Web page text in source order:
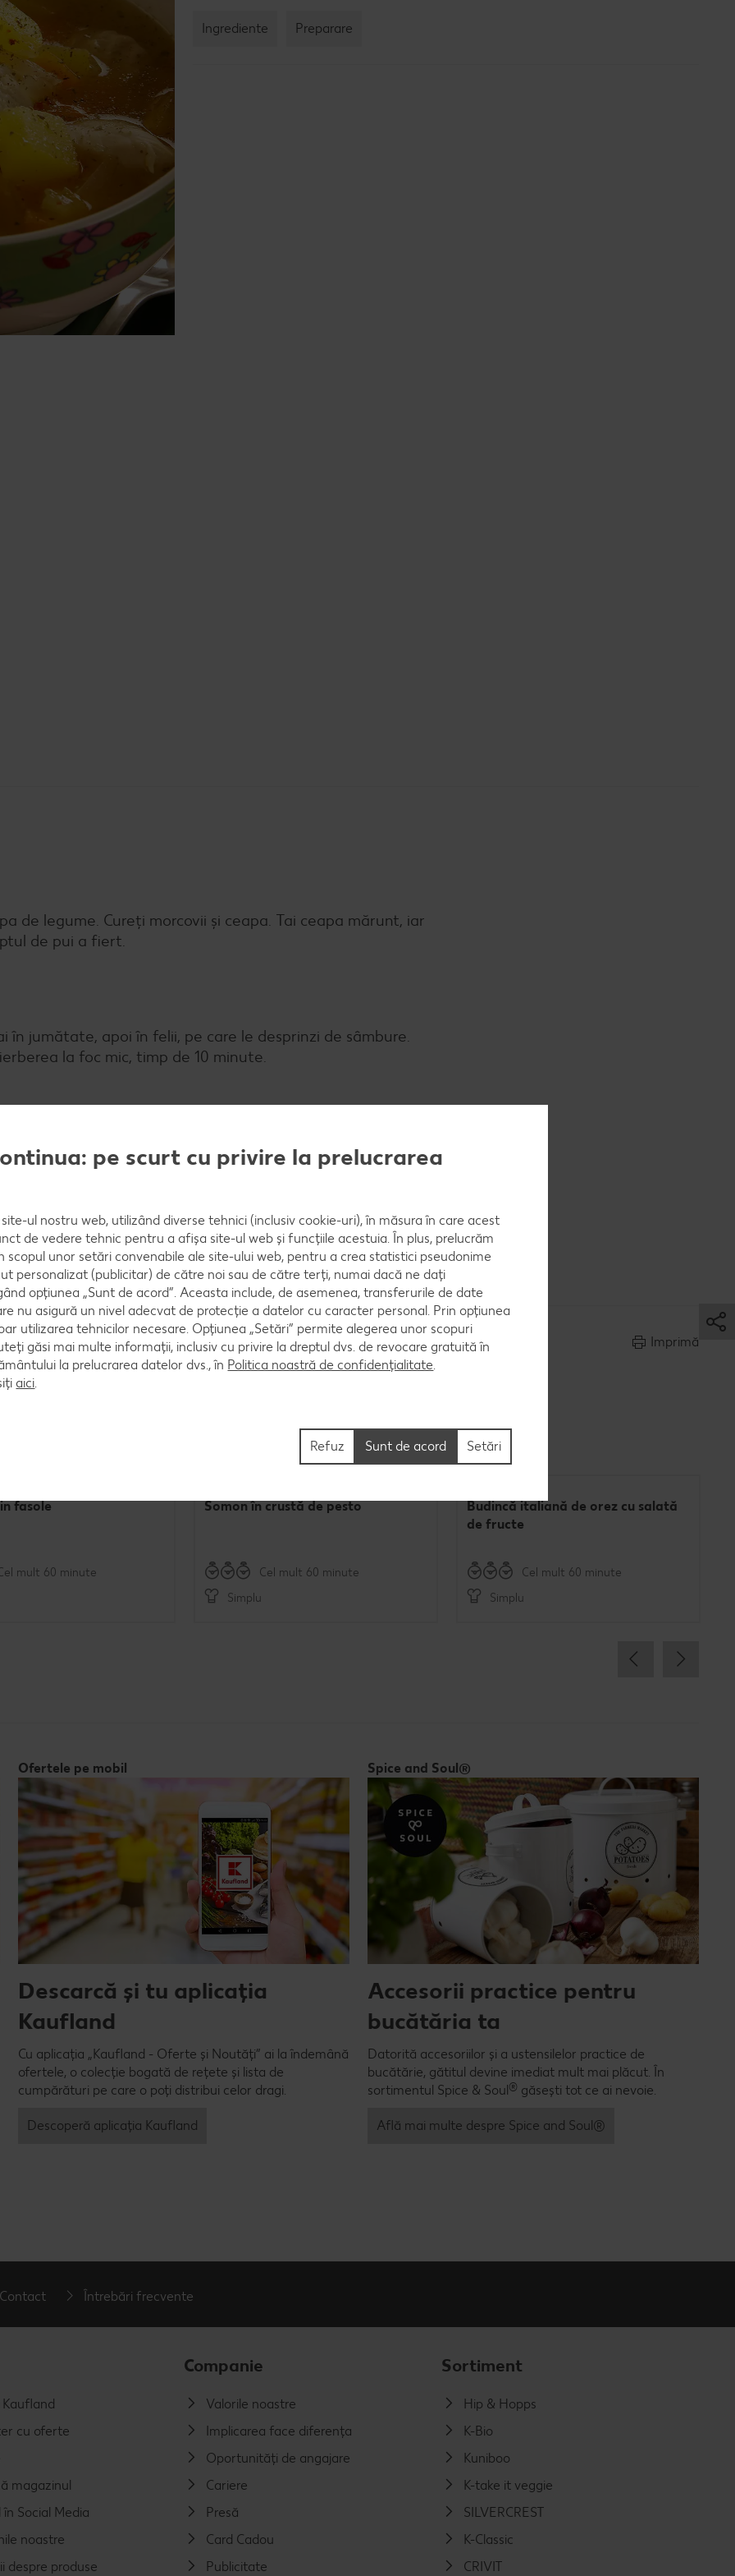
Ingrediente Preparare
de legume. Cureți morcovii și ceapa. Tai ceapa mărunt, iar
de pui a fiert.
jumătate, apoi în felii, pe care le desprinzi de sâmbure.
la foc mic, timp de 10 minute.
la masă caldă, presărată cu pătrunjel.
1 lingură condiment din legume uscate, fie cu 2 morcovi, ¼
Imprimă
fasole
mult 60 minute
Somon în crustă de pesto
Cel mult 60 minute
Simplu
Budincă italiană de orez cu salată
de fructe
Cel mult 60 minute
Simplu
Ofertele pe mobil
Descarcă și tu aplicația
Kaufland
Cu aplicația „Kaufland - Oferte și Noutăți” ai la îndemână
ofertele, o colecție bogată de rețete și lista de
cumpărături pe care o poți distribui celor dragi.
Descoperă aplicația Kaufland
Spice and Soul®
Accesorii practice pentru
bucătăria ta
Datorită accesoriilor și a ustensilelor practice de
bucătărie, gătitul devine imediat mult mai plăcut. În
sortimentul Spice & Soul ® găsești tot ce ai nevoie.
Află mai multe despre Spice and Soul®
Contact Întrebări frecvente
cu oferte
magazinul
în Social Media
noastre
despre produse
Companie
Valorile noastre
Implicarea face diferența
Oportunități de angajare
Cariere
Presă
Card Cadou
Publicitate
Sortiment
Hip & Hopps
K-Bio
Kuniboo
K-take it veggie
SILVERCREST
K-Classic
CRIVIT
pe scurt cu privire la prelucrarea
ul nostru web, utilizând diverse tehnici (inclusiv cookie-uri), în măsura în care acest
de vedere tehnic pentru a afișa site-ul web și funcțiile acestuia. În plus, prelucrăm
scopul unor setări convenabile ale site-ului web, pentru a crea statistici pseudonime
personalizat (publicitar) de către noi sau de către terți, numai dacă ne dați
opțiunea „Sunt de acord”. Aceasta include, de asemenea, transferurile de date
nu asigură un nivel adecvat de protecție a datelor cu caracter personal. Prin opțiunea
utilizarea tehnicilor necesare. Opțiunea „Setări” permite alegerea unor scopuri
găsi mai multe informații, inclusiv cu privire la dreptul dvs. de revocare gratuită în
la prelucrarea datelor dvs., în Politica noastră de confidențialitate.
aici.
Setări
Refuz Sunt de acord